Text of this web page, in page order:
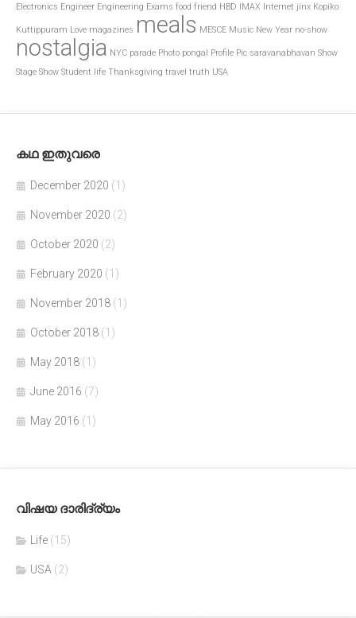
Electronics Engineer Engineering Exams food friend HBD IMAX Internet jinx Kopiko
Kuttippuram Love magazines meals MESCE Music New Year no-show
nostalgia NYC parade Photo pongal Profile Pic saravanabhavan Show
Stage Show Student life Thanksgiving travel truth USA
കഥ ഇതുവരെ
December 2020 (1)
November 2020 (2)
October 2020 (2)
February 2020 (1)
November 2018 (1)
October 2018 (1)
May 2018 (1)
June 2016 (7)
May 2016 (1)
വിഷയ ദാരിദ്ര്യം
Life (15)
USA (2)